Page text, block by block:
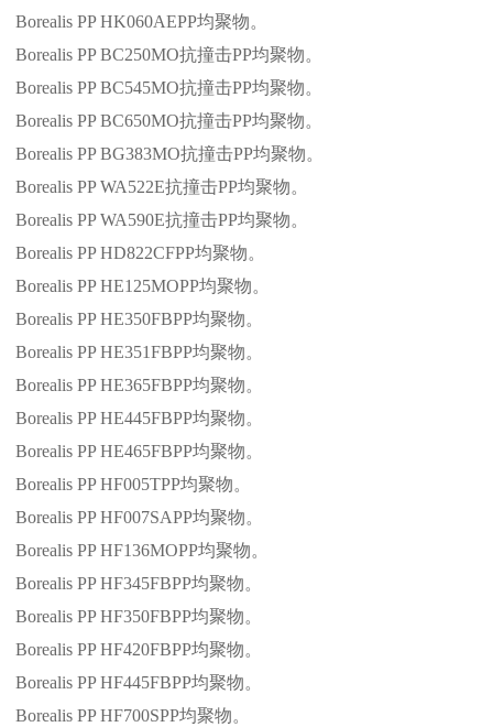
Borealis PP HK060AEPP均聚物。
Borealis PP BC250MO抗撞击PP均聚物。
Borealis PP BC545MO抗撞击PP均聚物。
Borealis PP BC650MO抗撞击PP均聚物。
Borealis PP BG383MO抗撞击PP均聚物。
Borealis PP WA522E抗撞击PP均聚物。
Borealis PP WA590E抗撞击PP均聚物。
Borealis PP HD822CFPP均聚物。
Borealis PP HE125MOPP均聚物。
Borealis PP HE350FBPP均聚物。
Borealis PP HE351FBPP均聚物。
Borealis PP HE365FBPP均聚物。
Borealis PP HE445FBPP均聚物。
Borealis PP HE465FBPP均聚物。
Borealis PP HF005TPP均聚物。
Borealis PP HF007SAPP均聚物。
Borealis PP HF136MOPP均聚物。
Borealis PP HF345FBPP均聚物。
Borealis PP HF350FBPP均聚物。
Borealis PP HF420FBPP均聚物。
Borealis PP HF445FBPP均聚物。
Borealis PP HF700SPP均聚物。